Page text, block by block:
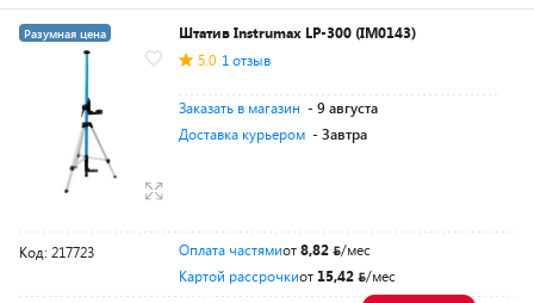
Разумная цена
Штатив Instrumax LP-300 (IM0143)
5.0 1 отзыв
Заказать в магазин - 9 августа
Доставка курьером - Завтра
Код: 217723 Оплата частямиот8,82
/мес
Картой рассрочкиот 15,42 /мес